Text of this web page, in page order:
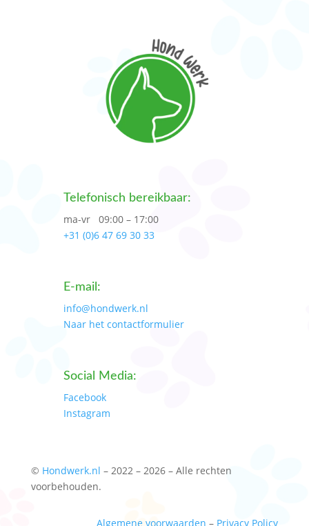
Telefonisch bereikbaar:
ma-vr 09:00 – 17:00
+31 (0)6 47 69 30 33
E-mail:
info@hondwerk.nl
Naar het contactformulier
Social Media:
Facebook
Instagram
© Hondwerk.nl – 2022 – 2026 – Alle rechten
voorbehouden.
Algemene voorwaarden – Privacy Policy